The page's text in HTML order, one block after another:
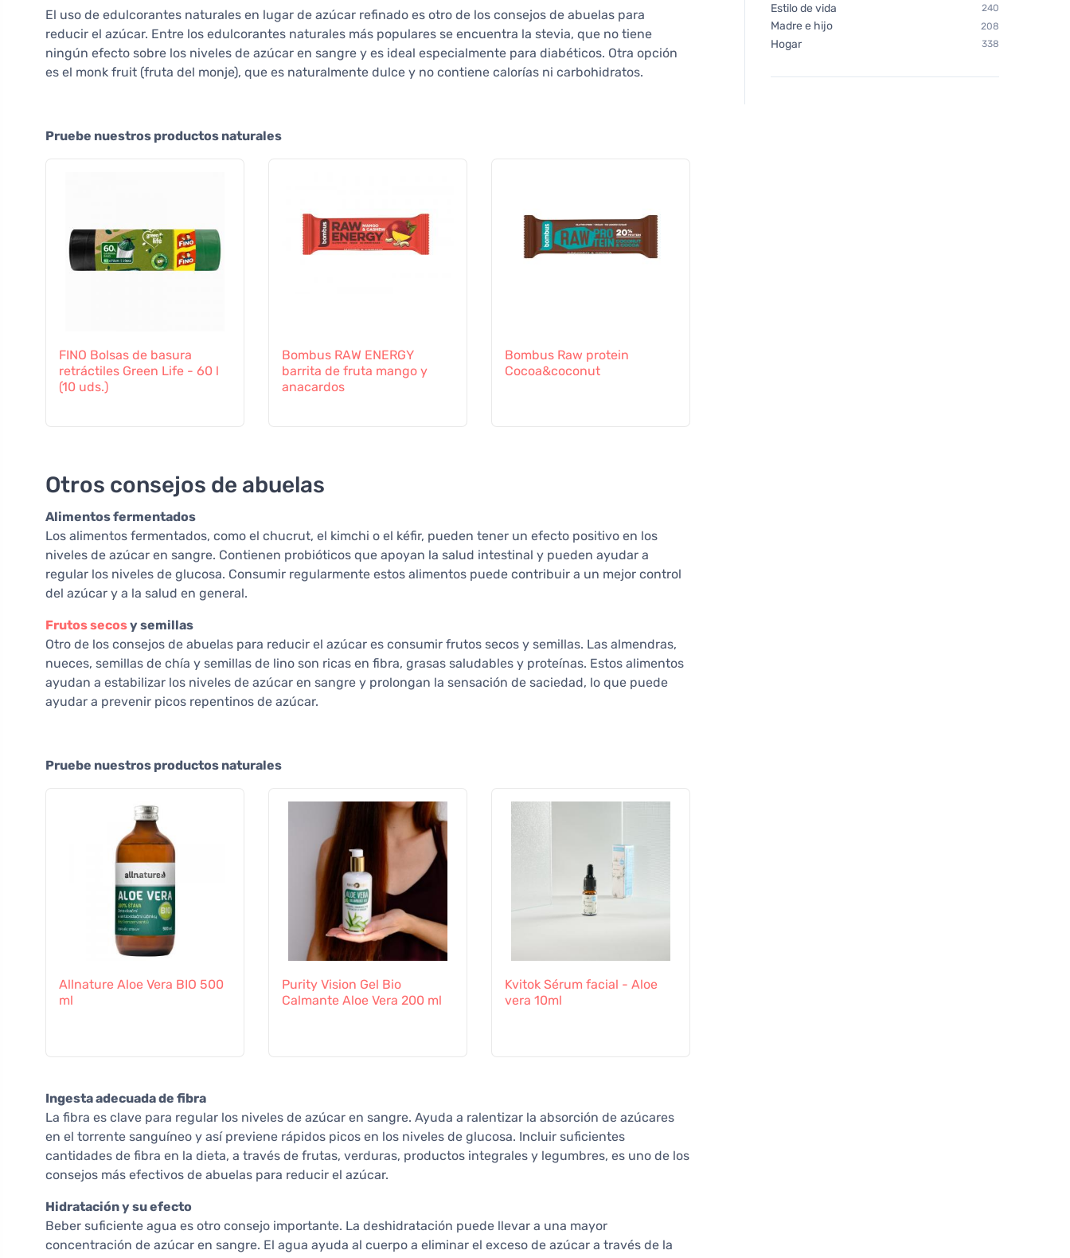
El uso de edulcorantes naturales en lugar de azúcar refinado es otro de los consejos de abuelas para
reducir el azúcar. Entre los edulcorantes naturales más populares se encuentra la stevia, que no tiene
ningún efecto sobre los niveles de azúcar en sangre y es ideal especialmente para diabéticos. Otra opción
es el monk fruit (fruta del monje), que es naturalmente dulce y no contiene calorías ni carbohidratos.
Pruebe nuestros productos naturales
FINO Bolsas de basura
retráctiles Green Life - 60 l
(10 uds.)
Bombus RAW ENERGY
barrita de fruta mango y
anacardos
Bombus Raw protein
Cocoa&coconut
Otros consejos de abuelas
Alimentos fermentados
Los alimentos fermentados, como el chucrut, el kimchi o el kéfir, pueden tener un efecto positivo en los
niveles de azúcar en sangre. Contienen probióticos que apoyan la salud intestinal y pueden ayudar a
regular los niveles de glucosa. Consumir regularmente estos alimentos puede contribuir a un mejor control
del azúcar y a la salud en general.
Frutos secosy semillas
Otro de los consejos de abuelas para reducir el azúcar es consumir frutos secos y semillas. Las almendras,
nueces, semillas de chía y semillas de lino son ricas en fibra, grasas saludables y proteínas. Estos alimentos
ayudan a estabilizar los niveles de azúcar en sangre y prolongan la sensación de saciedad, lo que puede
ayudar a prevenir picos repentinos de azúcar.
Pruebe nuestros productos naturales
Allnature Aloe Vera BIO 500
ml
Purity Vision Gel Bio
Calmante Aloe Vera 200 ml
Kvitok Sérum facial - Aloe
vera 10ml
Ingesta adecuada de fibra
La fibra es clave para regular los niveles de azúcar en sangre. Ayuda a ralentizar la absorción de azúcares
en el torrente sanguíneo y así previene rápidos picos en los niveles de glucosa. Incluir suficientes
cantidades de fibra en la dieta, a través de frutas, verduras, productos integrales y legumbres, es uno de los
consejos más efectivos de abuelas para reducir el azúcar.
Hidratación y su efecto
Beber suficiente agua es otro consejo importante. La deshidratación puede llevar a una mayor
concentración de azúcar en sangre. El agua ayuda al cuerpo a eliminar el exceso de azúcar a través de la
Estilo de vida 240
Madre e hijo 208
Hogar 338